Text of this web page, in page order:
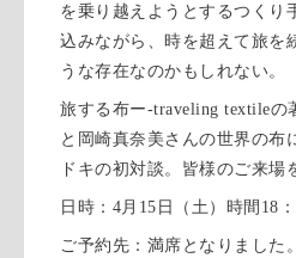
を乗り越えようとするつくり
込みながら、時を超えて旅を
うな存在なのかもしれない。
旅する布ー-traveling textileの
と岡崎真奈美さんの世界の布
ドキの初対談。皆様のご来場
日時：4月15日（土）時間18
ご予約先：満席となりました。